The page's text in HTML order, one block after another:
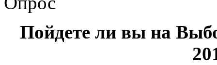
Пойдете ли вы на